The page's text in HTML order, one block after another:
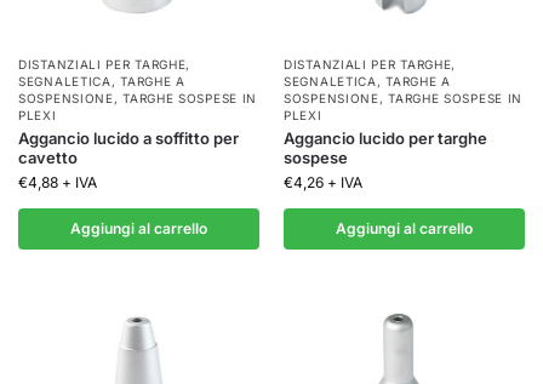
DISTANZIALI PER TARGHE,
SEGNALETICA ,TARGHE A
SOSPENSIONE,TARGHE SOSPESE IN
PLEXI
Aggancio lucido a soffitto per
cavetto
€4,88 + IVA
Aggiungi al carrello
DISTANZIALI PER TARGHE,
SEGNALETICA ,TARGHE A
SOSPENSIONE,TARGHE SOSPESE IN
PLEXI
Aggancio lucido per targhe
sospese
€4,26 + IVA
Aggiungi al carrello